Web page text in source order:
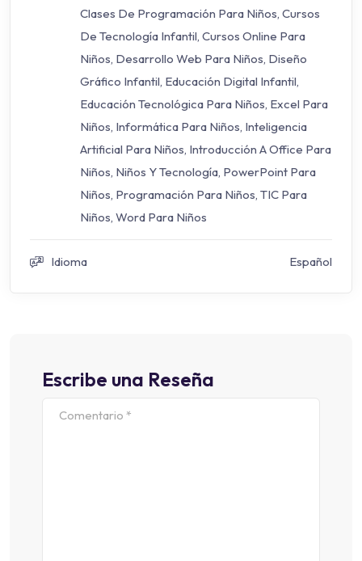
Clases De Programación Para Niños, Cursos
De Tecnología Infantil, Cursos Online Para
Niños, Desarrollo Web Para Niños, Diseño
Gráfico Infantil, Educación Digital Infantil,
Educación Tecnológica Para Niños, Excel Para
Niños, Informática Para Niños, Inteligencia
Artificial Para Niños, Introducción A Office Para
Niños, Niños Y Tecnología, PowerPoint Para
Niños, Programación Para Niños, TIC Para
Niños, Word Para Niños
Idioma Español
Escribe una Reseña